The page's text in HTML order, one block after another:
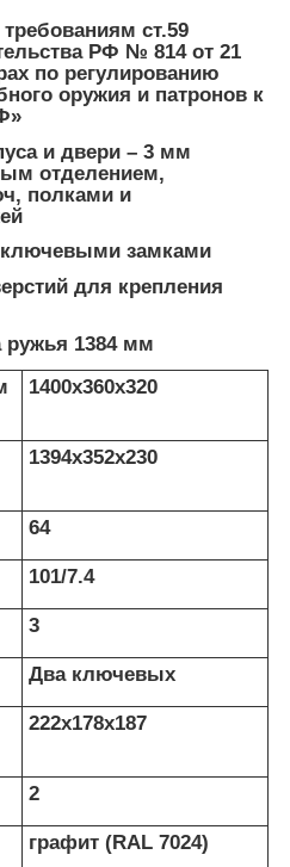
ст.59
РФ № 814 от 21
по регулированию
оружия и патронов к
и двери – 3 мм
отделением,
полками и
ключевыми замками
для крепления
ружья 1384 мм
1400x360x320
1394x352x230
64
101/7.4
3
Два ключевых
222х178х187
2
графит (RAL 7024)